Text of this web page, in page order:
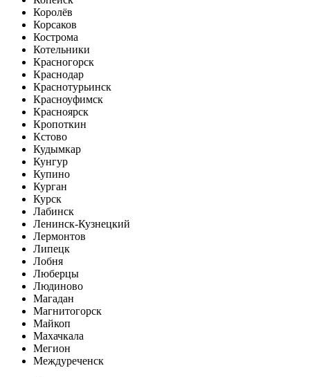
Королёв
Корсаков
Кострома
Котельники
Красногорск
Краснодар
Краснотурьинск
Красноуфимск
Красноярск
Кропоткин
Кстово
Кудымкар
Кунгур
Купино
Курган
Курск
Лабинск
Ленинск-Кузнецкий
Лермонтов
Липецк
Лобня
Люберцы
Людиново
Магадан
Магнитогорск
Майкоп
Махачкала
Мегион
Междуреченск